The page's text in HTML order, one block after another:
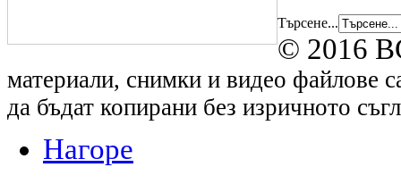
Търсене...
© 2016
материали, снимки и видео файлове
да бъдат копирани без изричното
Нагоре